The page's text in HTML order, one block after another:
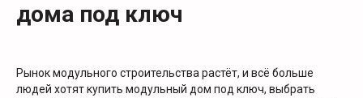
дома под ключ
Рынок модульного строительства растёт, и всё больше
людей хотят купить модульный дом под ключ, выбрать